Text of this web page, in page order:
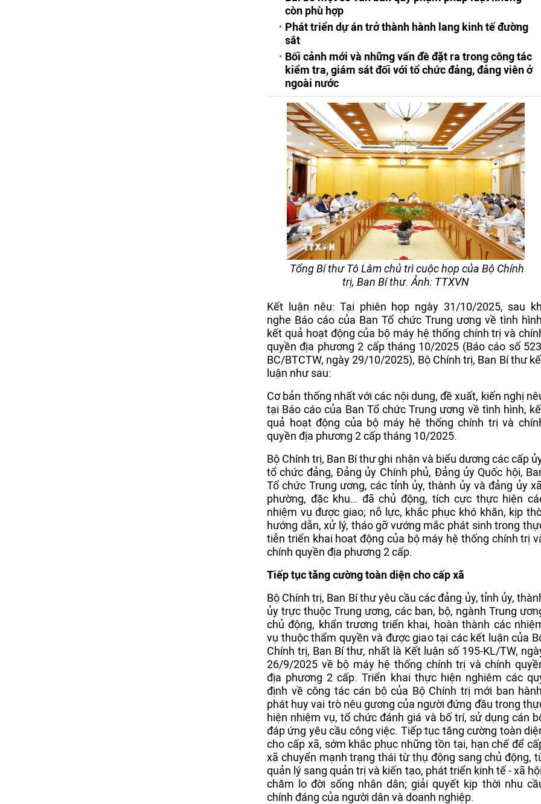
còn phù hợp
Phát triển dự án trở thành hành lang kinh tế đường
sắt
Bối cảnh mới và những vấn đề đặt ra trong công tác
kiểm tra, giám sát đối với tổ chức đảng, đảng viên ở
ngoài nước
Tổng Bí thư Tô Lâm chủ trì cuộc họp của Bộ Chính
trị, Ban Bí thư. Ảnh: TTXVN
Kết luận nêu: Tại phiên họp ngày 31/10/2025, sau
nghe Báo cáo của Ban Tổ chức Trung ương về tình
kết quả hoạt động của bộ máy hệ thống chính trị và
quyền địa phương 2 cấp tháng 10/2025 (Báo cáo số
BC/BTCTW, ngày 29/10/2025), Bộ Chính trị, Ban Bí thư
luận như sau:
Cơ bản thống nhất với các nội dung, đề xuất, kiến nghị
tại Báo cáo của Ban Tổ chức Trung ương về tình hình,
quả hoạt động của bộ máy hệ thống chính trị và
quyền địa phương 2 cấp tháng 10/2025.
Bộ Chính trị, Ban Bí thư ghi nhận và biểu dương các cấp
tổ chức đảng, Đảng ủy Chính phủ, Đảng ủy Quốc hội,
Tổ chức Trung ương, các tỉnh ủy, thành ủy và đảng ủy
phường, đặc khu… đã chủ động, tích cực thực hiện
nhiệm vụ được giao; nỗ lực, khắc phục khó khăn, kịp
hướng dẫn, xử lý, tháo gỡ vướng mắc phát sinh trong
tiễn triển khai hoạt động của bộ máy hệ thống chính trị
chính quyền địa phương 2 cấp.
Tiếp tục tăng cường toàn diện cho cấp xã
Bộ Chính trị, Ban Bí thư yêu cầu các đảng ủy, tỉnh ủy,
ủy trực thuộc Trung ương, các ban, bộ, ngành Trung
chủ động, khẩn trương triển khai, hoàn thành các
vụ thuộc thẩm quyền và được giao tại các kết luận của
Chính trị, Ban Bí thư, nhất là Kết luận số 195-KL/TW,
26/9/2025 về bộ máy hệ thống chính trị và chính
địa phương 2 cấp. Triển khai thực hiện nghiêm các
định về công tác cán bộ của Bộ Chính trị mới ban
phát huy vai trò nêu gương của người đứng đầu trong
hiện nhiệm vụ, tổ chức đánh giá và bố trí, sử dụng cán
đáp ứng yêu cầu công việc. Tiếp tục tăng cường toàn
cho cấp xã, sớm khắc phục những tồn tại, hạn chế để
xã chuyển mạnh trạng thái từ thụ động sang chủ động,
quản lý sang quản trị và kiến tạo, phát triển kinh tế - xã
chăm lo đời sống nhân dân; giải quyết kịp thời nhu
chính đáng của người dân và doanh nghiệp.